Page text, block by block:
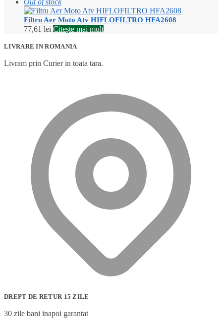
Out of stock
Filtru Aer Moto Atv HIFLOFILTRO HFA2608
77,61 lei Citește mai mult
LIVRARE IN ROMANIA
Livram prin Curier in toata tara.
DREPT DE RETUR 15 ZILE
30 zile bani inapoi garantat